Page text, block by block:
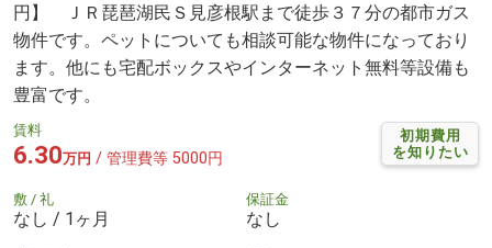
円】 ＪＲ琵琶湖民Ｓ見彦根駅まで徒歩３７分の都市ガス
物件です。ペットについても相談可能な物件になっており
ます。他にも宅配ボックスやインターネット無料等設備も
豊富です。
初期費用
を知りたい
賃料
6.30万円 / 管理費等 5000円
敷 / 礼
なし / 1ヶ月
保証金
なし